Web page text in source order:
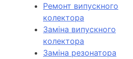
Ремонт випускного
колектора
Заміна випускного
колектора
Заміна резонатора